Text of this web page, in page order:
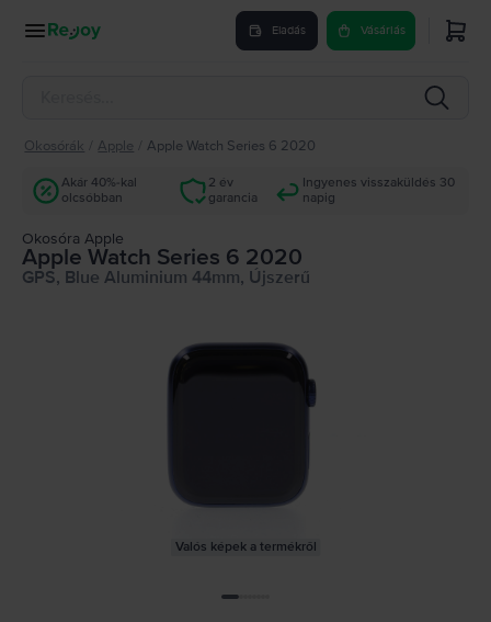
Eladás Vásárlás
Okosórák Apple Apple Watch Series 6 2020
Akár 40%-kal
olcsóbban
2 év
garancia
Ingyenes visszaküldés 30
napig
Okosóra Apple
Apple Watch Series 6 2020
GPS, Blue Aluminium 44mm, Újszerű
Valós képek a termékről